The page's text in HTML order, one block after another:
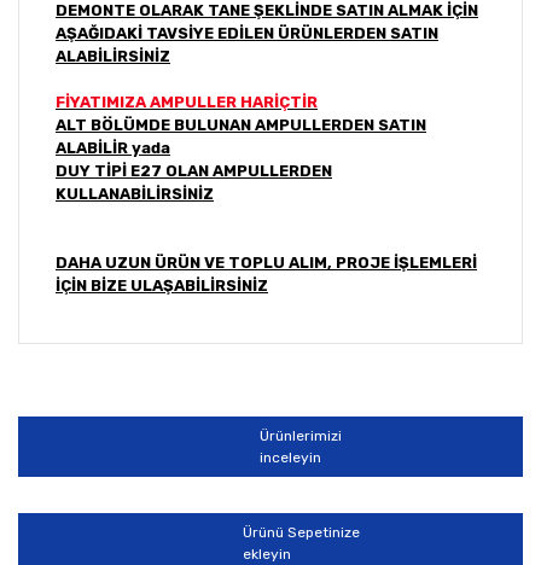
DEMONTE OLARAK TANE ŞEKLİNDE SATIN ALMAK İÇİN
AŞAĞIDAKİ TAVSİYE EDİLEN ÜRÜNLERDEN SATIN
ALABİLİRSİNİZ
FİYATIMIZA AMPULLER HARİÇTİR
ALT BÖLÜMDE BULUNAN AMPULLERDEN SATIN
ALABİLİR yada
DUY TİPİ E27 OLAN AMPULLERDEN
KULLANABİLİRSİNİZ
DAHA UZUN ÜRÜN VE TOPLU ALIM, PROJE İŞLEMLERİ
İÇİN BİZE ULAŞABİLİRSİNİZ
Yorum Yaz
Bu ürünün fiyat bilgisi, resim, ürün açıklamalarında ve
Görüş ve önerileriniz için teşekkür ederiz.
Ürün resmi kalitesiz, bozuk veya görüntülenemiyor.
Ürün açıklamasında eksik bilgiler bulunuyor.
Ürün bilgilerinde hatalar bulunuyor.
Ürünlerimizi
inceleyin
Ürünü Sepetinize
ekleyin